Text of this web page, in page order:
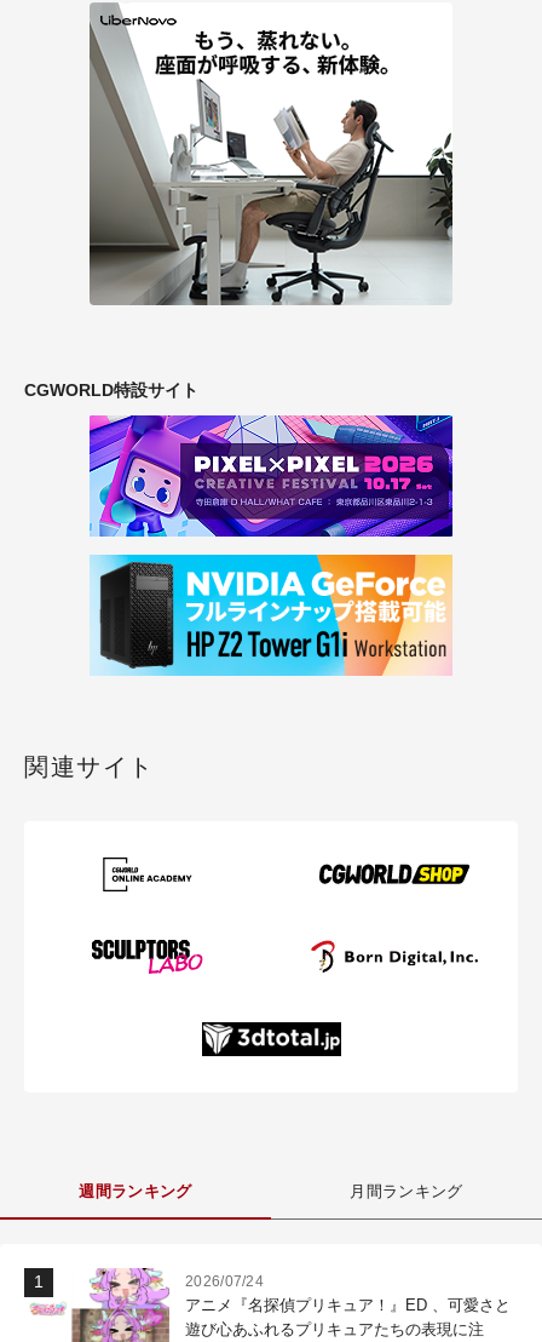
CGWORLD特設サイト
関連サイト
週間ランキング 月間ランキング
2026/07/24
アニメ『名探偵プリキュア！』ED 、可愛さと
遊び心あふれるプリキュアたちの表現に注